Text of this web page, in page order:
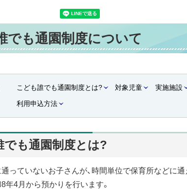
でも通園制度について
こども誰でも通園制度とは? 対象児童 実施施設
利用申込方法
でも通園制度とは?
っていないお子さんが、時間単位で保育所などに通
年4月から預かりを行います。